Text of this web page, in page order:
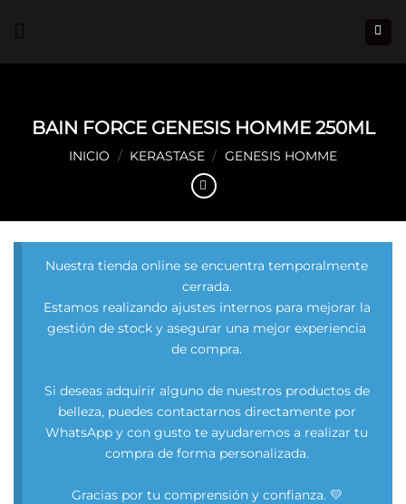
BAIN FORCE GENESIS HOMME 250ML
INICIO / KERASTASE / GENESIS HOMME
Nuestra tienda online se encuentra temporalmente
cerrada.
Estamos realizando ajustes internos para mejorar la
gestión de stock y asegurar una mejor experiencia
de compra.
Si deseas adquirir alguno de nuestros productos de
belleza, puedes contactarnos directamente por
WhatsApp y con gusto te ayudaremos a realizar tu
compra de forma personalizada.
Gracias por tu comprensión y confianza. 💛